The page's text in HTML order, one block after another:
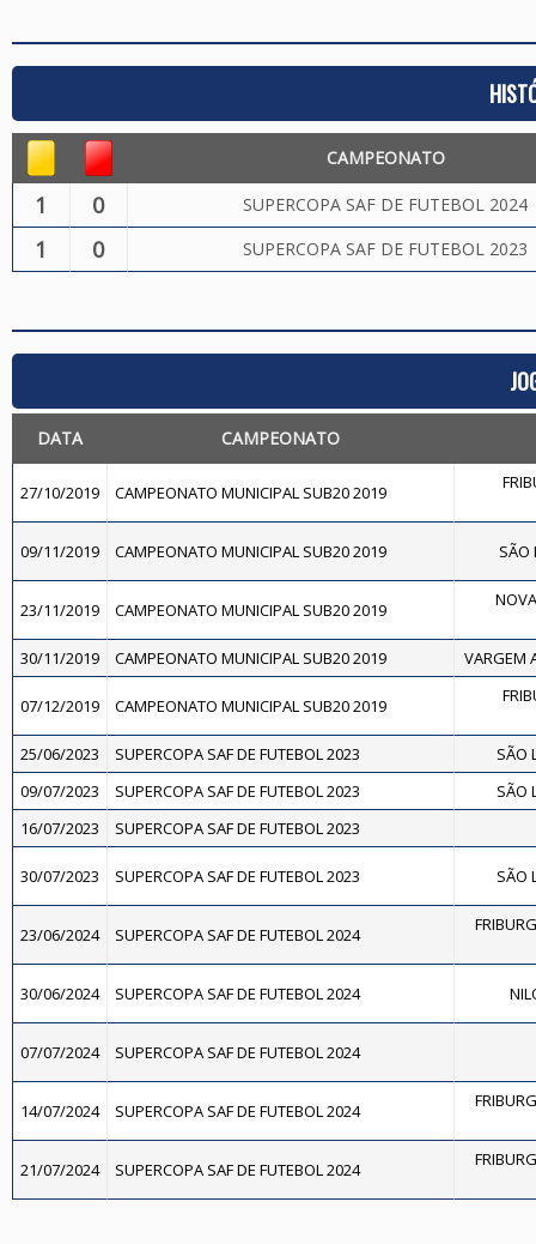
CAMPEONATO
1 0 SUPERCOPA SAF DE FUTEBOL 2024
1 0 SUPERCOPA SAF DE FUTEBOL 2023
DATA CAMPEONATO
27/10/2019 CAMPEONATO MUNICIPAL SUB20 2019
09/11/2019 CAMPEONATO MUNICIPAL SUB20 2019 SÃO
23/11/2019 CAMPEONATO MUNICIPAL SUB20 2019
30/11/2019 CAMPEONATO MUNICIPAL SUB20 2019 VARGEM
07/12/2019 CAMPEONATO MUNICIPAL SUB20 2019
25/06/2023 SUPERCOPA SAF DE FUTEBOL 2023
SÃO
09/07/2023
SUPERCOPA SAF DE FUTEBOL 2023
SÃO
16/07/2023
SUPERCOPA SAF DE FUTEBOL 2023
30/07/2023 SUPERCOPA SAF DE FUTEBOL 2023 SÃO
23/06/2024 SUPERCOPA SAF DE FUTEBOL 2024
30/06/2024 SUPERCOPA SAF DE FUTEBOL 2024
07/07/2024 SUPERCOPA SAF DE FUTEBOL 2024
14/07/2024 SUPERCOPA SAF DE FUTEBOL 2024
21/07/2024 SUPERCOPA SAF DE FUTEBOL 2024